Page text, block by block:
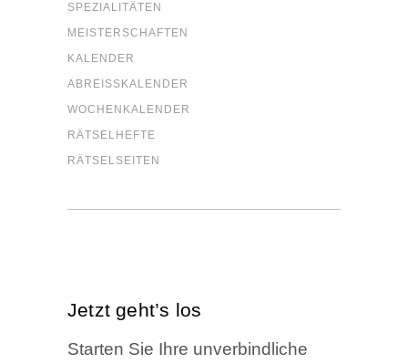
SPE­ZIA­LI­TÄ­TEN
MEIS­TER­SCHAF­TEN
KALEN­DER
ABREISS­KA­LEN­DER
WOCHEN­KA­LEN­DER
RÄT­SEL­HEF­TE
RÄT­SEL­SEI­TEN
Jetzt geht’s los
Star­ten Sie Ihre unver­bind­li­che